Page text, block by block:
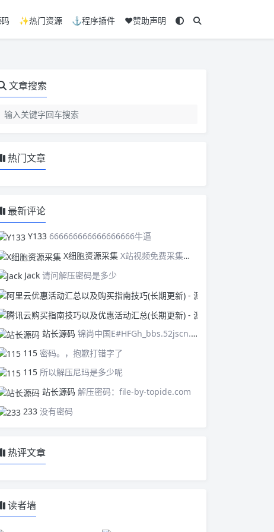
✨热门资源 ⚓程序插件 ❤️赞助声明
文章搜索
热门文章
最新评论
Y133 666666666666666666牛逼
X细胞资源采集 X站视频免费采集，可以适配此CMS，含免费模板。有需要的站长可以看看xxibaozyw.com
Jack 请问解压密码是多少
站长源码 锦尚中国E#HFGh_bbs.52jscn.comEYzhibo8
115 密码。，抱歉打错字了
115 所以解压尼玛是多少呢
站长源码 解压密码：file-by-topide.com
233 没有密码
热评文章
读者墙